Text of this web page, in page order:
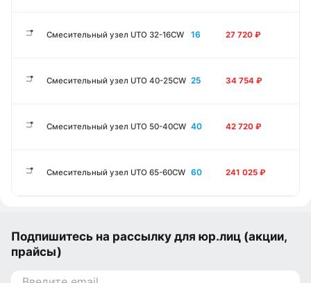
Смесительный узел UTO 32-16CW 16 27 720 ₽
Смесительный узел UTO 40-25CW 25 34 754 ₽
Смесительный узел UTO 50-40CW 40 42 720 ₽
Смесительный узел UTO 65-60CW 60 241 025 ₽
Подпишитесь на рассылку для юр.лиц (акции,
прайсы)